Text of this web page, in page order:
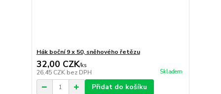
Hák boční 9 x 50, sněhového řetězu
32,00 CZK/ks
26,45 CZK bez DPH Skladem
Přidat do košíku